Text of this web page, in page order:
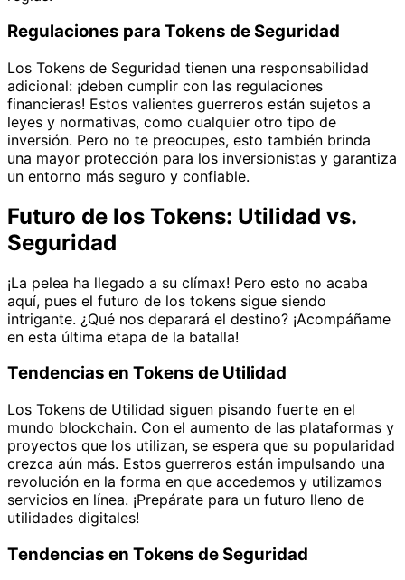
Regulaciones para Tokens de Seguridad
Los Tokens de Seguridad tienen una responsabilidad
adicional: ¡deben cumplir con las regulaciones
financieras! Estos valientes guerreros están sujetos a
leyes y normativas, como cualquier otro tipo de
inversión. Pero no te preocupes, esto también brinda
una mayor protección para los inversionistas y garantiza
un entorno más seguro y confiable.
Futuro de los Tokens: Utilidad vs.
Seguridad
¡La pelea ha llegado a su clímax! Pero esto no acaba
aquí, pues el futuro de los tokens sigue siendo
intrigante. ¿Qué nos deparará el destino? ¡Acompáñame
en esta última etapa de la batalla!
Tendencias en Tokens de Utilidad
Los Tokens de Utilidad siguen pisando fuerte en el
mundo blockchain. Con el aumento de las plataformas y
proyectos que los utilizan, se espera que su popularidad
crezca aún más. Estos guerreros están impulsando una
revolución en la forma en que accedemos y utilizamos
servicios en línea. ¡Prepárate para un futuro lleno de
utilidades digitales!
Tendencias en Tokens de Seguridad